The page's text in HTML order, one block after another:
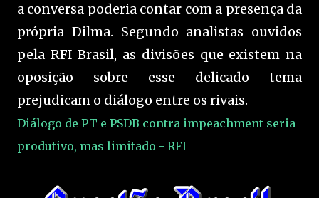
a conversa poderia contar com a presença da
própria Dilma. Segundo analistas ouvidos
pela RFI Brasil, as divisões que existem na
oposição sobre esse delicado tema
prejudicam o diálogo entre os rivais.
Diálogo de PT e PSDB contra impeachment seria
produtivo, mas limitado - RFI